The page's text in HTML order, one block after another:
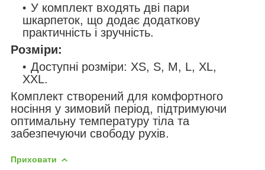
У комплект входять дві пари
шкарпеток, що додає додаткову
практичність і зручність.
Розміри:
Доступні розміри: XS, S, M, L, XL,
XXL.
Комплект створений для комфортного
носіння у зимовий період, підтримуючи
оптимальну температуру тіла та
забезпечуючи свободу рухів.
Приховати